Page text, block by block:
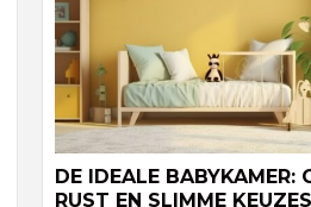
DE IDEALE BABYKAMER:
RUST EN SLIMME